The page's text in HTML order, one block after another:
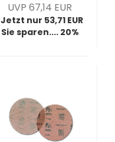
UVP 67,14 EUR
Jetzt nur 53,71 EUR
Sie sparen.... 20%